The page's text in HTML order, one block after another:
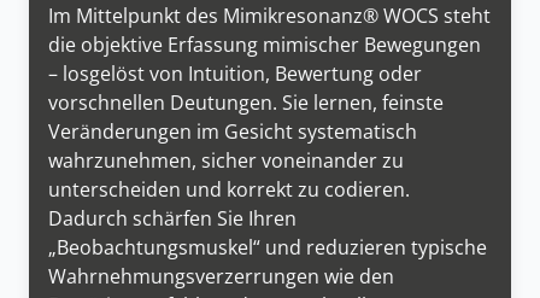
Im Mittelpunkt des Mimikresonanz® WOCS steht
die objektive Erfassung mimischer Bewegungen
– losgelöst von Intuition, Bewertung oder
vorschnellen Deutungen. Sie lernen, feinste
Veränderungen im Gesicht systematisch
wahrzunehmen, sicher voneinander zu
unterscheiden und korrekt zu codieren.
Dadurch schärfen Sie Ihren
„Beobachtungsmuskel“ und reduzieren typische
Wahrnehmungsverzerrungen wie den